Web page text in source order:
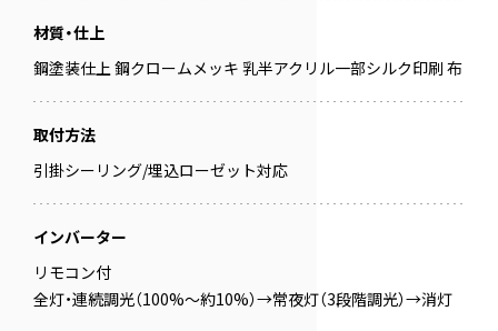
材質・仕上
鋼塗装仕上 鋼クロームメッキ 乳半アクリル一部シルク印刷 布
取付方法
引掛シーリング/埋込ローゼット対応
インバーター
リモコン付
全灯・連続調光（100%～約10%）→常夜灯（3段階調光）→消灯